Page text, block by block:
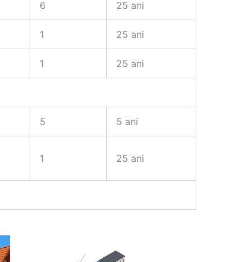
6 25 ani
1 25 ani
1 25 ani
5 5 ani
1 25 ani